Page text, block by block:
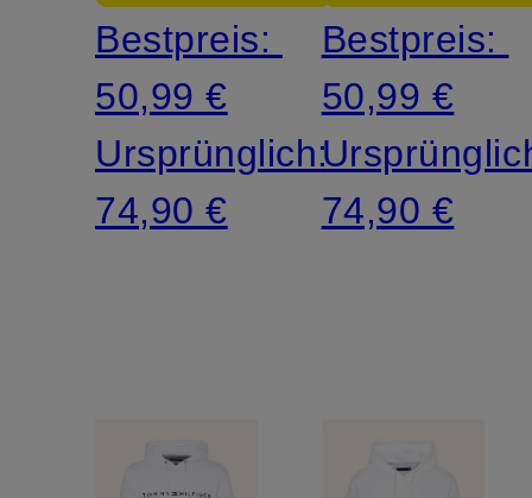
Bestpreis:
50,99 €
Ursprünglich:
74,90 €
Bestpreis:
50,99 €
74,90 €